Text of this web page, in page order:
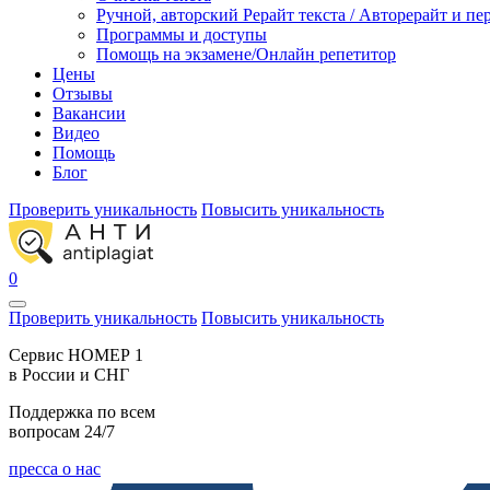
Ручной, авторский Рерайт текста / Авторерайт и
Программы и доступы
Помощь на экзамене/Онлайн репетитор
Цены
Отзывы
Вакансии
Видео
Помощь
Блог
Проверить уникальность Повысить уникальность
0
Проверить уникальность Повысить уникальность
Cервис НОМЕР 1
в России и СНГ
Поддержка по всем
вопросам 24/7
пресса о нас